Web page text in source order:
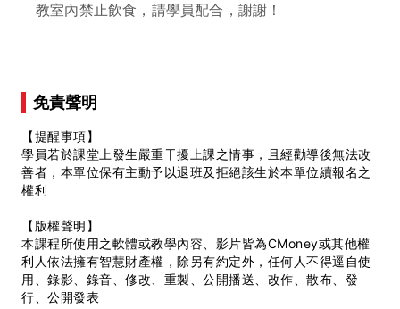
教室內禁止飲食，請學員配合，謝謝！
免責聲明
【提醒事項】
學員若於課堂上發生嚴重干擾上課之情事，且經勸導後無法改
善者，本單位保有主動予以退班及拒絕該生於本單位續報名之
權利
【版權聲明】
本課程所使用之軟體或教學內容、影片皆為CMoney或其他權
利人依法擁有智慧財產權，除另有約定外，任何人不得逕自使
用、錄影、錄音、修改、重製、公開播送、改作、散布、發
行、公開發表